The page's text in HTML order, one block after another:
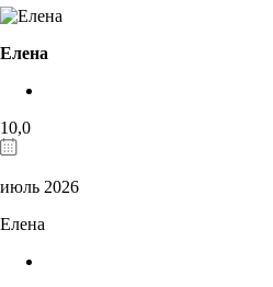
Елена
10,0
июль 2026
Елена